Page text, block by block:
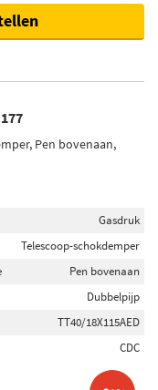
Pen bovenaan,
Gasdruk
Telescoop-schokdemper
Pen bovenaan
Dubbelpijp
TT40/18X115AED
CDC